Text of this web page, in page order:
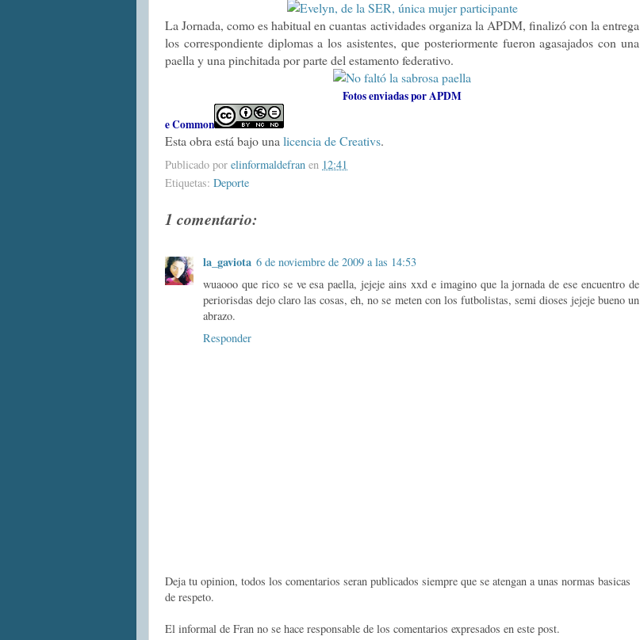
La Jornada, como es habitual en cuantas actividades organiza la APDM, finalizó con la entrega
los correspondiente diplomas a los asistentes, que posteriormente fueron agasajados con una
paella y una pinchitada por parte del estamento federativo.
Fotos enviadas por APDM
e Common
Esta obra está bajo una licencia de Creativs.
Publicado por elinformaldefran en 12:41
Etiquetas: Deporte
1 comentario:
la_gaviota 6 de noviembre de 2009 a las 14:53
wuaooo que rico se ve esa paella, jejeje ains xxd e imagino que la jornada de ese encuentro de
periorisdas dejo claro las cosas, eh, no se meten con los futbolistas, semi dioses jejeje bueno un
abrazo.
Responder
Deja tu opinion, todos los comentarios seran publicados siempre que se atengan a unas normas basicas
de respeto.
El informal de Fran no se hace responsable de los comentarios expresados en este post.